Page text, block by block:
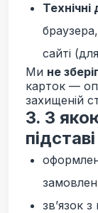
Технічні
сайті
Ми не
карток —
захищеній
3. З
підставі
зв’язок